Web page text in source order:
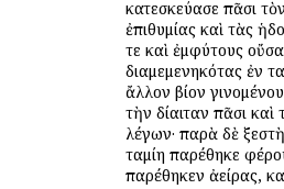
κατεσκεύασε πᾶσι
ἐπιθυμίας καὶ τὰς
τε καὶ ἐμφύτους
διαμεμενηκότας ἐν
ἄλλον βίον
τὴν δίαιταν πᾶσι καὶ
λέγων· παρὰ δὲ
ταμίη παρέθηκε
παρέθηκεν ἀείρας,